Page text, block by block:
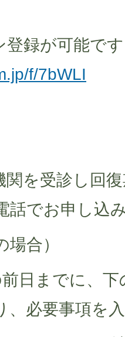
登録が可能で
f/7bWLI
関を受診し回
話でお申し込
場合）
日までに、下
、必要事項を